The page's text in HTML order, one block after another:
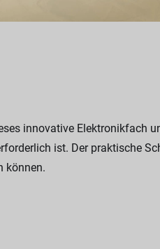
innovative Elektronikfach
ist. Der praktische
können.